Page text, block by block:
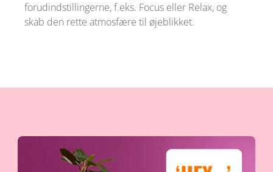
forudindstillingerne, f.eks. Focus eller Relax, og
skab den rette atmosfære til øjeblikket.